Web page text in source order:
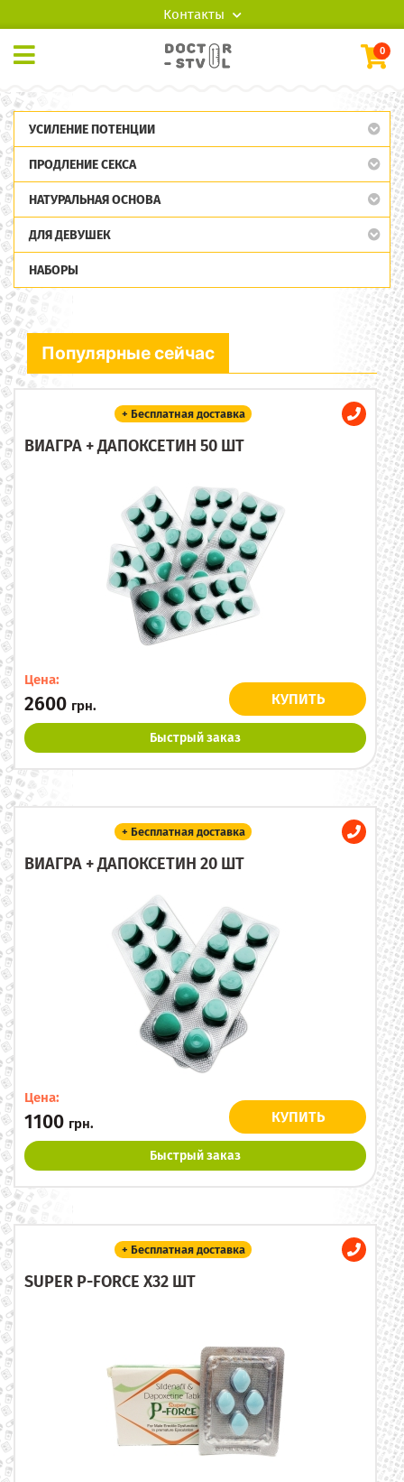
Контакты
0
УСИЛЕНИЕ ПОТЕНЦИИ
ПРОДЛЕНИЕ СЕКСА
НАТУРАЛЬНАЯ ОСНОВА
ДЛЯ ДЕВУШЕК
НАБОРЫ
Популярные сейчас
+ Бесплатная доставка
ВИАГРА + ДАПОКСЕТИН 50 ШТ
Цена:
2600 грн. КУПИТЬ
Быстрый заказ
+ Бесплатная доставка
ВИАГРА + ДАПОКСЕТИН 20 ШТ
Цена:
1100 грн. КУПИТЬ
Быстрый заказ
+ Бесплатная доставка
SUPER P-FORCE X32 ШТ